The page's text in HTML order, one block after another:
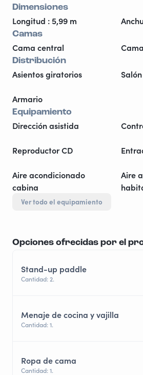
Dimensiones
Longitud : 5,99 m
Camas
Cama central
Distribución
Asientos giratorios
Armario
Equipamiento
Dirección asistida
Reproductor CD
Aire acondicionado
cabina
Aire
Ver todo el equipamiento
Opciones ofrecidas por el
Stand-up paddle
Cantidad: 2.
Menaje de cocina y vajilla
Cantidad: 1.
Ropa de cama
Cantidad: 1.